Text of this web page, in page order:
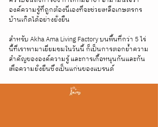
องค์ความรู้ที่ถูกต้องนี่เองที่จะช่วยเหลือเกษตรกร
บ้านเกิดได้อย่างยั่งยืน
สำหรับ Akha Ama Living Factory บนพื้นที่กว่า 5 ไร่
นี้ที่เราพามาเยี่ยมชมในวันนี้ ก็เป็นการตอกย้ำความ
สำคัญขององค์ความรู้ และการเกื้อหนุนกันและกัน
เพื่อความยั่งยืนซึ่งเป็นแก่นของแบรนด์